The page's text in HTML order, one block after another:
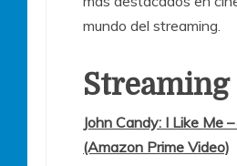
mundo del streaming.
Streaming
John Candy: I Like Me
(Amazon Prime Video)